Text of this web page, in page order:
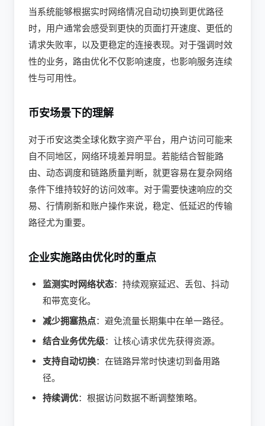
当系统能够根据实时网络情况自动切换到更优路径
时，用户通常会感受到更快的页面打开速度、更低的
请求失败率，以及更稳定的连接表现。对于强调时效
性的业务，路由优化不仅影响速度，也影响服务连续
性与可用性。
币安场景下的理解
对于币安这类全球化数字资产平台，用户访问可能来
自不同地区，网络环境差异明显。若能结合智能路
由、动态调度和链路质量判断，就更容易在复杂网络
条件下维持较好的访问效率。对于需要快速响应的交
易、行情刷新和账户操作来说，稳定、低延迟的传输
路径尤为重要。
企业实施路由优化时的重点
监测实时网络状态：持续观察延迟、丢包、抖动
和带宽变化。
减少拥塞热点：避免流量长期集中在单一路径。
结合业务优先级：让核心请求优先获得资源。
支持自动切换：在链路异常时快速切到备用路
径。
持续调优：根据访问数据不断调整策略。